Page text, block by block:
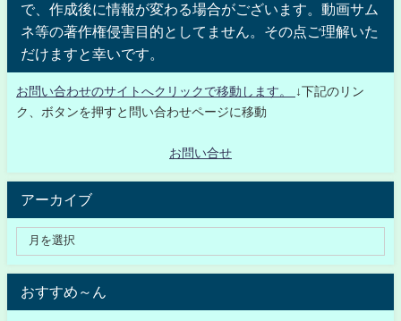
で、作成後に情報が変わる場合がございます。動画サム
ネ等の著作権侵害目的としてません。その点ご理解いた
だけますと幸いです。
お問い合わせのサイトへクリックで移動します。
↓下記のリン
ク、ボタンを押すと問い合わせページに移動
お問い合せ
アーカイブ
おすすめ～ん